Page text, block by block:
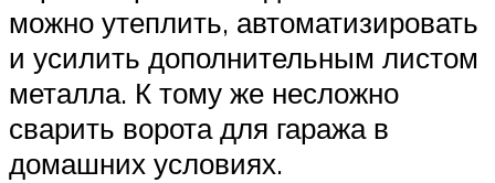
можно утеплить, автоматизировать
и усилить дополнительным листом
металла. К тому же несложно
сварить ворота для гаража в
домашних условиях.